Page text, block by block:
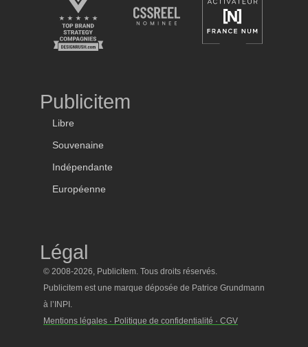
Publicitem
Libre
Souvenaine
Indépendante
Européenne
Légal
© 2008-2026, Publicitem. Tous droits réservés.
Publicitem est une marque déposée de Patrice Grundmann
à l’INPI.
Mentions légales · Politique de confidentialité · CGV